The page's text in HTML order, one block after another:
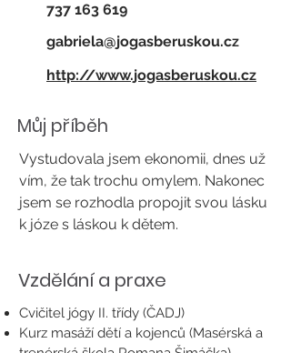
737 163 619
gabriela@jogasberuskou.cz
http://www.jogasberuskou.cz
Můj příběh
Vystudovala jsem ekonomii, dnes už
vím, že tak trochu omylem. Nakonec
jsem se rozhodla propojit svou lásku
k józe s láskou k dětem.
Vzdělání a praxe
Cvičitel jógy II. třídy (ČADJ)
Kurz masáží dětí a kojenců (Masérská a